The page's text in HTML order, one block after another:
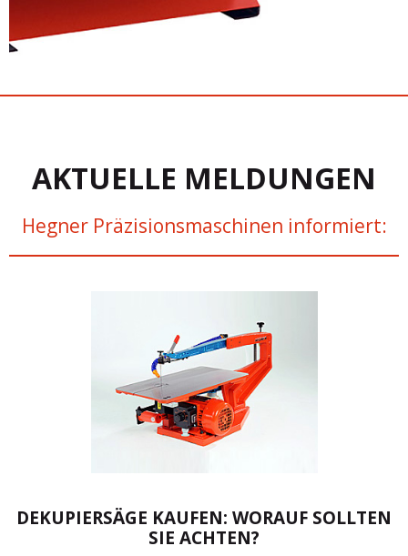
AKTUELLE MELDUNGEN
Hegner Präzisionsmaschinen informiert:
DEKUPIERSÄGE KAUFEN: WORAUF SOLLTEN
SIE ACHTEN?